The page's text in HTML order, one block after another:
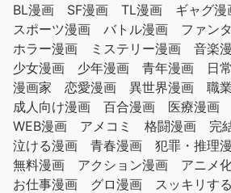
BL漫画
SF漫画 TL漫画 ギャグ漫
スポーツ漫画
バトル漫画
ファン
ホラー漫画
ミステリー漫画 音楽
少女漫画
少年漫画 青年漫画 日
漫画家
恋愛漫画 異世界漫画
職
成人向け漫画
百合漫画 医療漫画
WEB漫画
アメコミ 格闘漫画
完
泣ける漫画
青春漫画 犯罪・推理
無料漫画
アクション漫画 アニメ
お仕事漫画
グロ漫画
スッキリす